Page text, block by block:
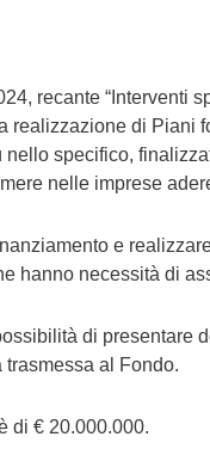
recante
realizzazione di
nello specifico,
nelle imprese
e
hanno necessità di
di
trasmessa al Fondo.
di € 20.000.000.